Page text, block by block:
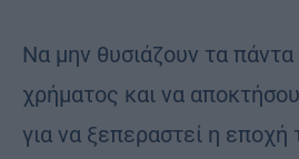
Να μην θυσιάζουν τα
χρήματος και να
για να ξεπεραστεί η